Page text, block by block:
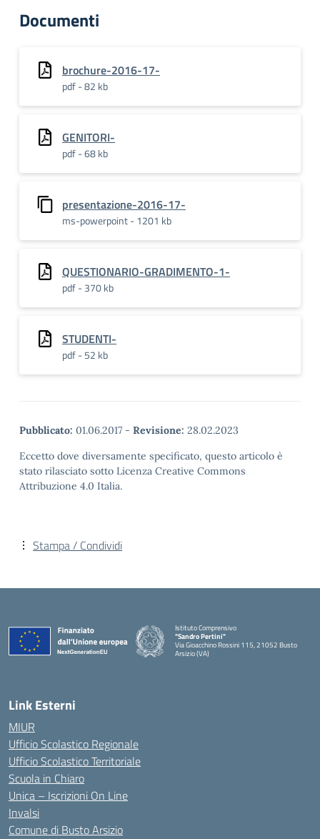
Documenti
brochure-2016-17-
pdf - 82 kb
GENITORI-
pdf - 68 kb
presentazione-2016-17-
ms-powerpoint - 1201 kb
QUESTIONARIO-GRADIMENTO-1-
pdf - 370 kb
STUDENTI-
pdf - 52 kb
Pubblicato: 01.06.2017 - Revisione: 28.02.2023
Eccetto dove diversamente specificato, questo articolo è
stato rilasciato sotto Licenza Creative Commons
Attribuzione 4.0 Italia.
Stampa / Condividi
Istituto Comprensivo
"Sandro Pertini"
Via Gioacchino Rossini 115, 21052 Busto
Arsizio (VA)
Link Esterni
MIUR
Ufficio Scolastico Regionale
Ufficio Scolastico Territoriale
Scuola in Chiaro
Unica – Iscrizioni On Line
Invalsi
Comune di Busto Arsizio